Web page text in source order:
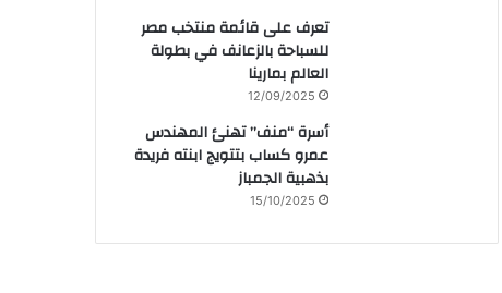
تعرف على قائمة منتخب مصر
للسباحة بالزعانف في بطولة
العالم بمارينا
12/09/2025
أسرة “منف” تهنئ المهندس
عمرو كساب بتتويج ابنته فريدة
بذهبية الجمباز
15/10/2025